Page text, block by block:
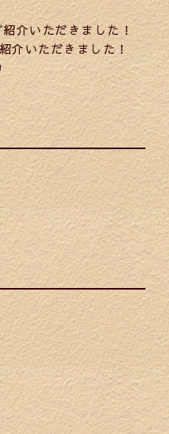
介いただきました！
介いただきました！